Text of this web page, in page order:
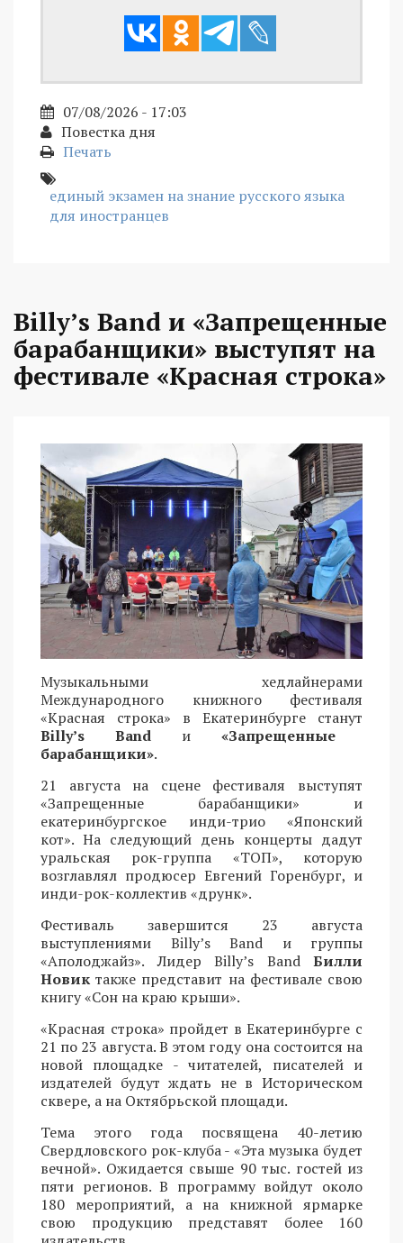
07/08/2026 - 17:03
Повестка дня
Печать
единый экзамен на знание русского языка
для иностранцев
Billy’s Band и «Запрещенные
барабанщики» выступят на
фестивале «Красная строка»
Музыкальными хедлайнерами
Международного книжного фестиваля
«Красная строка» в Екатеринбурге станут
Billy’s Band и «Запрещенные
барабанщики».
21 августа на сцене фестиваля выступят
«Запрещенные барабанщики» и
екатеринбургское инди-трио «Японский
кот». На следующий день концерты дадут
уральская рок-группа «ТОП», которую
возглавлял продюсер Евгений Горенбург, и
инди-рок-коллектив «друнк».
Фестиваль завершится 23 августа
выступлениями Billy’s Band и группы
«Аполоджайз». Лидер Billy’s Band Билли
Новик также представит на фестивале свою
книгу «Сон на краю крыши».
«Красная строка» пройдет в Екатеринбурге с
21 по 23 августа. В этом году она состоится на
новой площадке - читателей, писателей и
издателей будут ждать не в Историческом
сквере, а на Октябрьской площади.
Тема этого года посвящена 40-летию
Свердловского рок-клуба - «Эта музыка будет
вечной». Ожидается свыше 90 тыс. гостей из
пяти регионов. В программу войдут около
180 мероприятий, а на книжной ярмарке
свою продукцию представят более 160